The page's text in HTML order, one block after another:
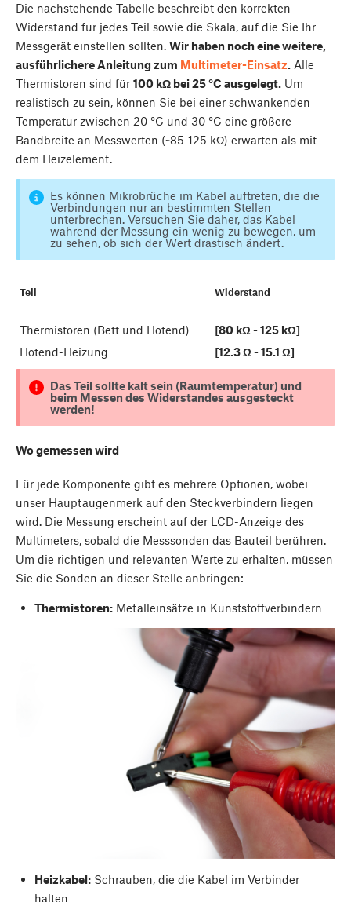
Die nachstehende Tabelle beschreibt den korrekten
Widerstand für jedes Teil sowie die Skala, auf die Sie Ihr
Messgerät einstellen sollten. Wir haben noch eine weitere,
ausführlichere Anleitung zum Multimeter-Einsatz. Alle
Thermistoren sind für 100 kΩ bei 25 °C ausgelegt. Um
realistisch zu sein, können Sie bei einer schwankenden
Temperatur zwischen 20 °C und 30 °C eine größere
Bandbreite an Messwerten (~85-125 kΩ) erwarten als mit
dem Heizelement.
Es können Mikrobrüche im Kabel auftreten, die die
Verbindungen nur an bestimmten Stellen
unterbrechen. Versuchen Sie daher, das Kabel
während der Messung ein wenig zu bewegen, um
zu sehen, ob sich der Wert drastisch ändert.
Teil Widerstand
Thermistoren (Bett und Hotend)
[80 kΩ - 125 kΩ]
Hotend-Heizung
[12.3 Ω - 15.1 Ω]
Das Teil sollte kalt sein (Raumtemperatur) und
beim Messen des Widerstandes ausgesteckt
werden!
Wo gemessen wird
Für jede Komponente gibt es mehrere Optionen, wobei
unser Hauptaugenmerk auf den Steckverbindern liegen
wird. Die Messung erscheint auf der LCD-Anzeige des
Multimeters, sobald die Messsonden das Bauteil berühren.
Um die richtigen und relevanten Werte zu erhalten, müssen
Sie die Sonden an dieser Stelle anbringen:
Thermistoren:Metalleinsätze in Kunststoffverbindern
Heizkabel:Schrauben, die die Kabel im Verbinder
halten